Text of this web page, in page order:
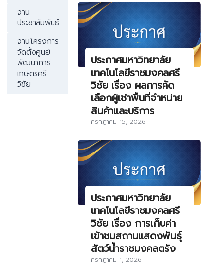
งาน
ประชาสัมพันธ์
งานโครงการ
จัดตั้งศูนย์
พัฒนาการ
เกษตรศรี
วิชัย
ประกาศมหาวิทยาลัย
เทคโนโลยีราชมงคลศรี
วิชัย เรื่อง ผลการคัด
เลือกผู้เช่าพื้นที่จำหน่าย
สินค้าและบริการ
กรกฎาคม 15, 2026
ประกาศมหาวิทยาลัย
เทคโนโลยีราชมงคลศรี
วิชัย เรื่อง การเก็บค่า
เข้าชมสถานแสดงพันธุ์
สัตว์น้ำราชมงคลตรัง
กรกฎาคม 1, 2026